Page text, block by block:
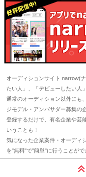
オーディションサイト narrow(
たい人」、「デビューしたい人
通常のオーディション以外にも
ジモデル・アンバサダー募集の
登録するだけで、有名企業や芸
いうことも！
気になった企業案件・オーディ
を"無料"で"簡単"に行うことがで